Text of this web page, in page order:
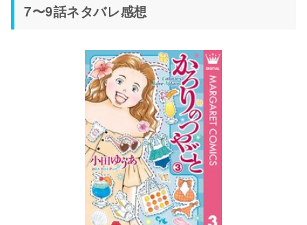
7〜9話ネタバレ感想